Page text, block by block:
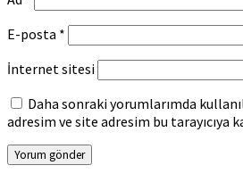
E-posta *
İnternet sitesi
Daha sonraki yorumlarımda
adresim ve site adresim bu tarayıcıya